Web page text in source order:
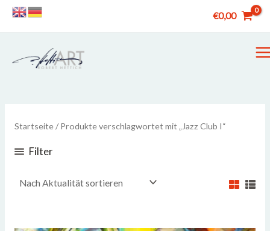
Zum
€0,00
Startseite/ Produkte verschlagwortet mit „Jazz Club I“
Filter